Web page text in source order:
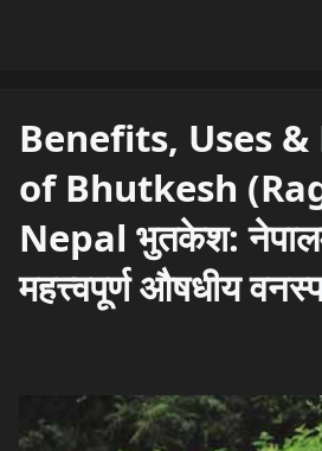
Benefits, Uses
of Bhutkesh
Nepal भुतकेश:
महत्त्वपूर्ण औषधीय